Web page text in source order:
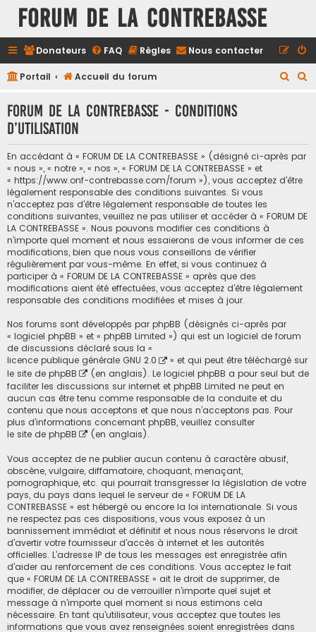
FORUM DE LA CONTREBASSE
Donateurs FAQ Règles Nous contacter
Portail Accueil du forum
c
e
r
FORUM DE LA CONTREBASSE - Conditions
d’utilisation
En accédant à « FORUM DE LA CONTREBASSE » (désigné ci-après par
« nous », « notre », « nos », « FORUM DE LA CONTREBASSE » et
« https://www.onf-contrebasse.com/forum »), vous acceptez d’être
légalement responsable des conditions suivantes. Si vous
n’acceptez pas d’être légalement responsable de toutes les
conditions suivantes, veuillez ne pas utiliser et accéder à « FORUM DE
LA CONTREBASSE ». Nous pouvons modifier ces conditions à
n’importe quel moment et nous essaierons de vous informer de ces
modifications, bien que nous vous conseillons de vérifier
régulièrement par vous-même. En effet, si vous continuez à
participer à « FORUM DE LA CONTREBASSE » après que des
modifications aient été effectuées, vous acceptez d’être légalement
responsable des conditions modifiées et mises à jour.
Nos forums sont développés par phpBB (désignés ci-après par
« logiciel phpBB » et « phpBB Limited ») qui est un logiciel de forum
de discussions déclaré sous la «
licence publique générale GNU 2.0
» et qui peut être téléchargé sur
le site de phpBB
(en anglais). Le logiciel phpBB a pour seul but de
faciliter les discussions sur internet et phpBB Limited ne peut en
aucun cas être tenu comme responsable de la conduite et du
contenu que nous acceptons et que nous n’acceptons pas. Pour
plus d’informations concernant phpBB, veuillez consulter
le site de phpBB
(en anglais).
Vous acceptez de ne publier aucun contenu à caractère abusif,
obscène, vulgaire, diffamatoire, choquant, menaçant,
pornographique, etc. qui pourrait transgresser la législation de votre
pays, du pays dans lequel le serveur de « FORUM DE LA
CONTREBASSE » est hébergé ou encore la loi internationale. Si vous
ne respectez pas ces dispositions, vous vous exposez à un
bannissement immédiat et définitif et nous nous réservons le droit
d’avertir votre fournisseur d’accès à internet et les autorités
officielles. L’adresse IP de tous les messages est enregistrée afin
d’aider au renforcement de ces conditions. Vous acceptez le fait
que « FORUM DE LA CONTREBASSE » ait le droit de supprimer, de
modifier, de déplacer ou de verrouiller n’importe quel sujet et
message à n’importe quel moment si nous estimons cela
nécessaire. En tant qu’utilisateur, vous acceptez que toutes les
informations que vous avez renseignées soient enregistrées dans